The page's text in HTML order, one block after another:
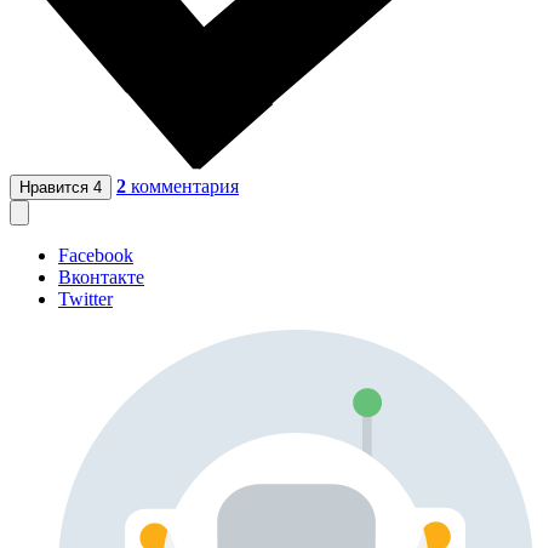
Нравится 4 2 комментария
Facebook
Вконтакте
Twitter